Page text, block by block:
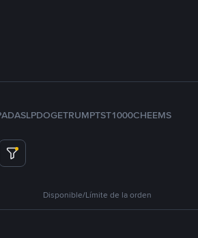
ADASLPDOGETRUMPTST1000CHEEMS
Disponible/Límite de la orden